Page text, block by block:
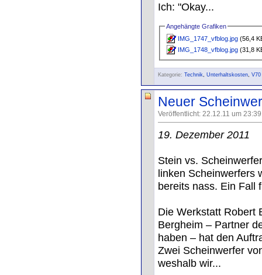
Ich: "Okay...
Angehängte Grafiken
IMG_1747_vfblog.jpg (56,4
IMG_1748_vfblog.jpg (31,8
Kategorie: Technik, Unterhaltskosten,
Neuer
Veröffentlicht: 22.12.11 um
19. Dezember 2011
Stein vs.
linken Scheinwerfers
bereits nass. Ein Fall
Die Werkstatt Robert
Bergheim – Partner
haben – hat den
Zwei Scheinwerfer
weshalb wir...